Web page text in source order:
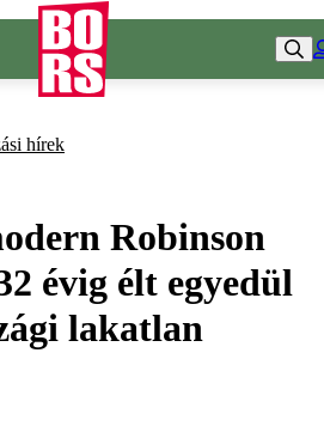
hírek
Robinson
évig élt egyedül
lakatlan